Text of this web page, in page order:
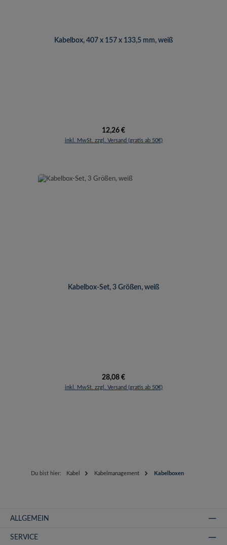
Kabelbox, 407 x 157 x 133,5 mm, weiß
Regulärer Preis:
12,26 €
inkl. MwSt. zzgl. Versand (gratis ab 50€)
Kabelbox-Set, 3 Größen, weiß
Regulärer Preis:
28,08 €
inkl. MwSt. zzgl. Versand (gratis ab 50€)
Du bist hier: Kabel Kabelmanagement Kabelboxen
ALLGEMEIN
SERVICE